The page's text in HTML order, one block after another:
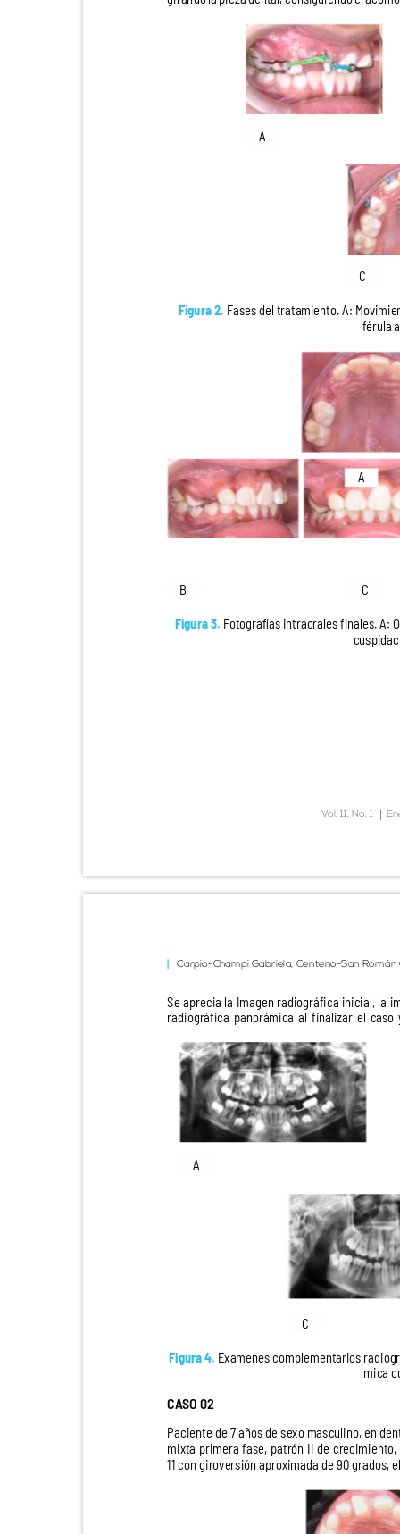
A
C
Figura 2. Fases del tratamiento. A:
férula
A
B C
Figura 3. Fotografías intraorales finales. A:
Vol. 11, No. 1 |
Carpio-Champi Gabriela, Centeno-San
Se aprecia la Imagen radiográfica inicial, la
radiográfica panorámica al finalizar el
A
C
Figura 4. Examenes complementarios
mica
CASO 02
Paciente de 7 años de sexo masculino, en
mixta primera fase, patrón II de
11 con giroversión aproximada de 90 grados,